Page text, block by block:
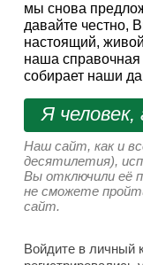
мы снова
давайте честно,
настоящий,
наша справочная
собирает наши
Я
Наш сайт, как и
десятилетия),
Вы отключили её
не сможете
сайт.
Войдите в личный